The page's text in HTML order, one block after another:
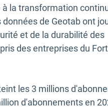
la transformation
de Geotab ont
et de la durabilité des
des entreprises du
les 3 millions
d'abonnements en